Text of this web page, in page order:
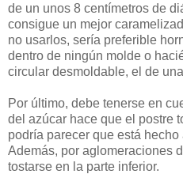
de un unos 8 centímetros de
consigue un mejor
no usarlos, sería preferible
dentro de ningún molde o
circular desmoldable, el de
Por último, debe tenerse en
del azúcar hace que el postre
podría parecer que está
Además, por aglomeraciones
tostarse en la parte inferior.